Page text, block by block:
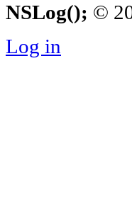
NSLog(); ©
Log in